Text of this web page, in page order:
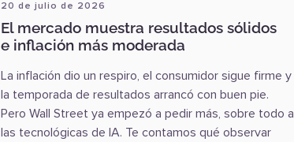
20 de julio de 2026
El mercado muestra resultados sólidos
e inflación más moderada
La inflación dio un respiro, el consumidor sigue firme y
la temporada de resultados arrancó con buen pie.
Pero Wall Street ya empezó a pedir más, sobre todo a
las tecnológicas de IA. Te contamos qué observar